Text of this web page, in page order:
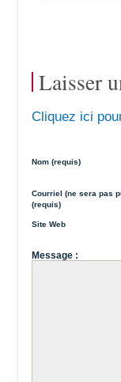
Laisser
Cliquez ici
Nom (requis)
Courriel (ne sera pas
(requis)
Site Web
Message :